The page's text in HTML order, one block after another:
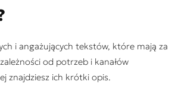
i angażujących tekstów, które mają za
od potrzeb i kanałów
znajdziesz ich krótki opis.